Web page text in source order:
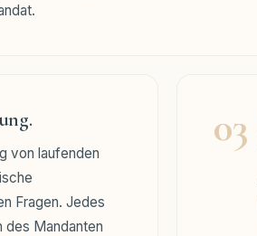
von laufenden
Fragen. Jedes
des Mandanten
03